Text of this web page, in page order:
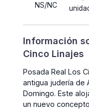
NS/NC
Información
Cinco Linajes
Posada Real Los
antigua judería de
Domingo. Este
un nuevo